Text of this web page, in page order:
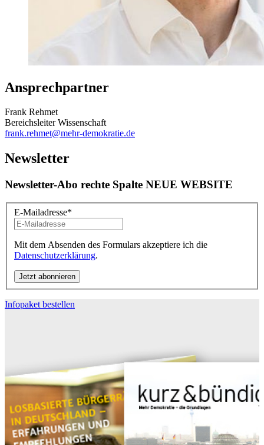
Ansprechpartner
Frank Rehmet
Bereichsleiter Wissenschaft
frank.rehmet@mehr-demokratie.de
Newsletter
Newsletter-Abo rechte Spalte NEUE WEBSITE
E-Mailadresse*
Mit dem Absenden des Formulars akzeptiere ich die
Datenschutzerklärung.
Infopaket bestellen